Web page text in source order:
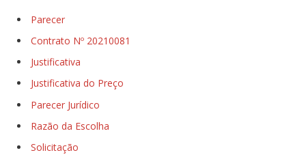
Parecer
Contrato Nº 20210081
Justificativa
Justificativa do Preço
Parecer Jurídico
Razão da Escolha
Solicitação